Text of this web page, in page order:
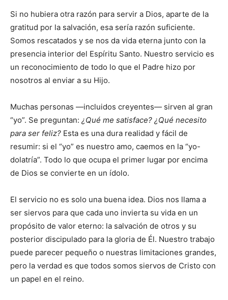
Si no hubiera otra razón para servir a Dios, aparte de la
gratitud por la salvación, esa sería razón suficiente.
Somos rescatados y se nos da vida eterna junto con la
presencia interior del Espíritu Santo. Nuestro servicio es
un reconocimiento de todo lo que el Padre hizo por
nosotros al enviar a su Hijo.
Muchas personas —incluidos creyentes— sirven al gran
“yo”. Se preguntan: ¿Qué me satisface? ¿Qué necesito
para ser feliz? Esta es una dura realidad y fácil de
resumir: si el “yo” es nuestro amo, caemos en la “yo-
dolatría”. Todo lo que ocupa el primer lugar por encima
de Dios se convierte en un ídolo.
El servicio no es solo una buena idea. Dios nos llama a
ser siervos para que cada uno invierta su vida en un
propósito de valor eterno: la salvación de otros y su
posterior discipulado para la gloria de Él. Nuestro trabajo
puede parecer pequeño o nuestras limitaciones grandes,
pero la verdad es que todos somos siervos de Cristo con
un papel en el reino.